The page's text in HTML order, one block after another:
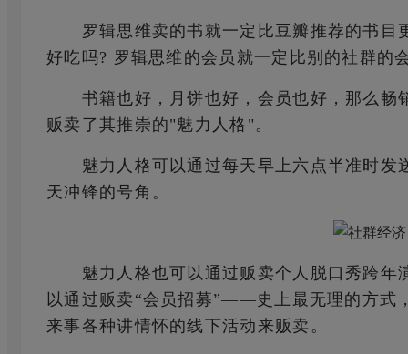
罗辑思维卖的书就一定比豆瓣推荐的书目
好吃吗? 罗辑思维的会员就一定比别的社群的
书籍也好，月饼也好，会员也好，那么畅
贩卖了其推崇的"魅力人格"。
魅力人格可以通过每天早上六点半准时发
天冲锋的号角。
魅力人格也可以通过贩卖个人脱口秀跨年
以通过贩卖“会员招募”——史上最无理的方式
来事各种讲情怀的线下活动来贩卖。